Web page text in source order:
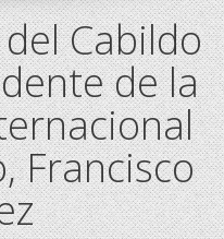
Cabildo
de la
Francisco